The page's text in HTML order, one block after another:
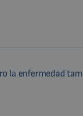
la enfermedad